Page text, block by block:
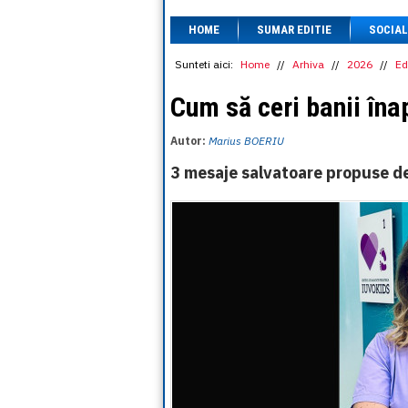
HOME SUMAR EDITIE SOCIAL
Sunteti aici: Home // Arhiva // 2026 //
Cum să ceri banii
Autor: Marius BOERIU
3 mesaje salvatoare propuse